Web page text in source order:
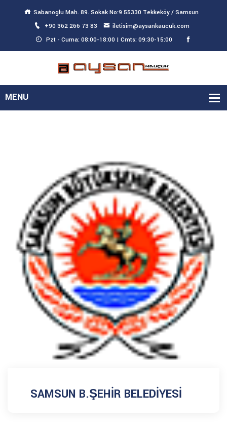
Sabanoglu Mah. 89. Sokak No:9 55330 Tekkeköy / Samsun
+90 362 266 73 83
iletisim@aysankaucuk.com
Pzt - Cuma: 08:00-18:00 | Cmts: 09:30-15:00
SAMSUN B.ŞEHİR BELEDİYESİ